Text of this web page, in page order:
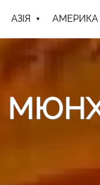
АЗІЯ АМЕРИКА